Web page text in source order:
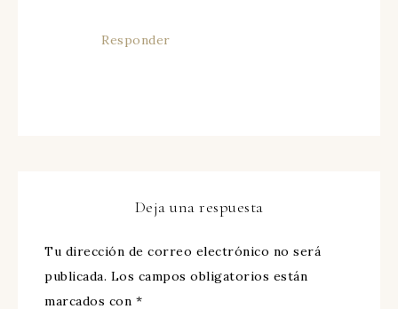
Responder
Deja una respuesta
Tu dirección de correo electrónico no será
publicada. Los campos obligatorios están
marcados con *